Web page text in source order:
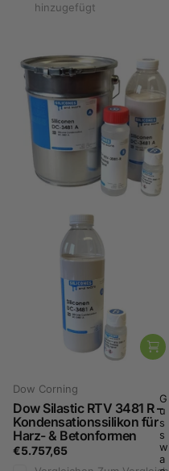
hinzugefügt
Dow Corning
Dow Silastic RTV 3481 R –
Kondensationssilikon für
Harz- & Betonformen
€5.757,65
G
u
s
s
w
a